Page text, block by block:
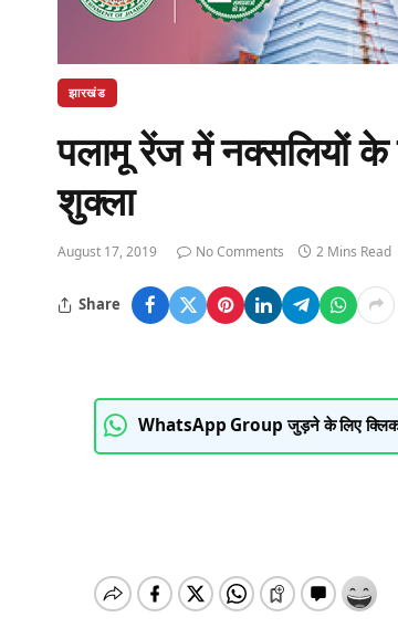
झारखंड
पलामू रेंज में नक्सलियों
शुक्ला
August 17, 2019 No Comments 2 Mins Read
Share
WhatsApp Group जुड़ने के लिए